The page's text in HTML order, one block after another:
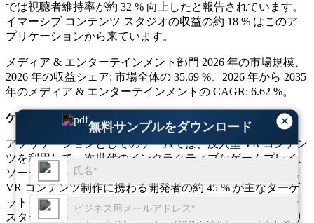
×
無料サンプルをダウンロード
では視聴者維持率が約 32 % 向上したと報告されています。
イマーシブ コンテンツ スタジオの収益の約 18 % はこのア
プリケーションから来ています。
メディア & エンターテインメント部門 2026 年の市場規模、
2026 年の収益シェア: 市場全体の 35.69 %、2026 年から 2035
年のメディア & エンターテインメントの CAGR: 6.62 %。
ゲーム
アプリケーションとしてのゲームでは、没入型 VR コンテン
ツを利用して、次世代のインタラクティブなゲームプレイ、
ソーシャル VR 体験、e スポーツ コンテンツを提供します。
VR コンテンツ制作に携わる開発者の約 45 % が主なターゲ
ット ドメインとしてゲームを挙げており、主要な地域クラ
スターでは VR ゲームのユーザー採用率が約 38 % 高くなり